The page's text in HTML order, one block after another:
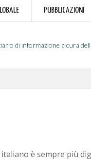
PUBBLICAZIONI
di informazione a cura
è sempre più